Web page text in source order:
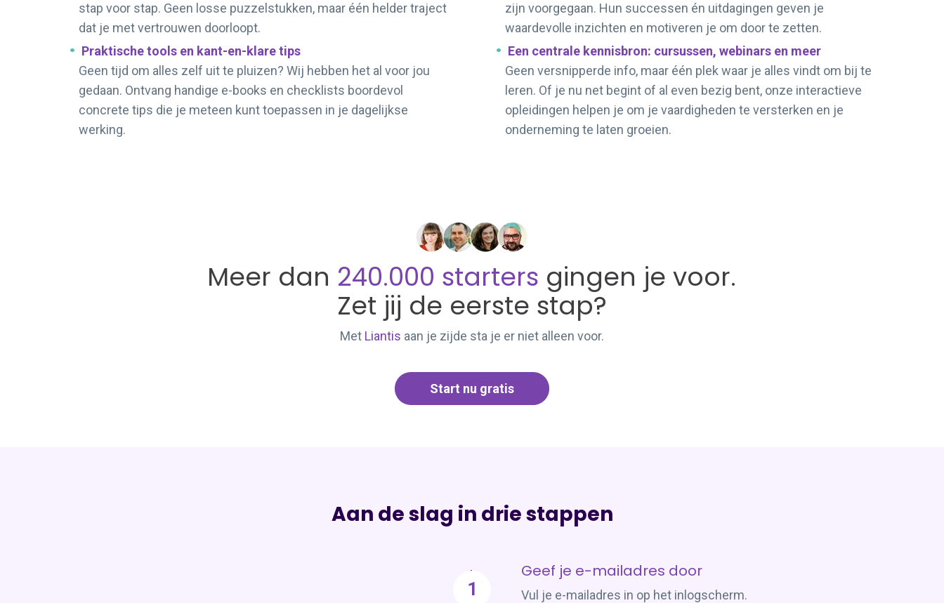
stap voor stap. Geen losse puzzelstukken, maar één helder traject
dat je met vertrouwen doorloopt.
Praktische tools en kant-en-klare tips
Geen tijd om alles zelf uit te pluizen? Wij hebben het al voor jou
gedaan. Ontvang handige e-books en checklists boordevol
concrete tips die je meteen kunt toepassen in je dagelijkse
werking.
zijn voorgegaan. Hun successen én uitdagingen geven je
waardevolle inzichten en motiveren je om door te zetten.
Een centrale kennisbron: cursussen, webinars en meer
Geen versnipperde info, maar één plek waar je alles vindt om bij te
leren. Of je nu net begint of al even bezig bent, onze interactieve
opleidingen helpen je om je vaardigheden te versterken en je
onderneming te laten groeien.
Meer dan 240.000 starters gingen je voor.
Zet jij de eerste stap?
Met Liantis aan je zijde sta je er niet alleen voor.
Start nu gratis
Aan de slag in drie stappen
1
Geef je e-mailadres door
Vul je e-mailadres in op het inlogscherm.